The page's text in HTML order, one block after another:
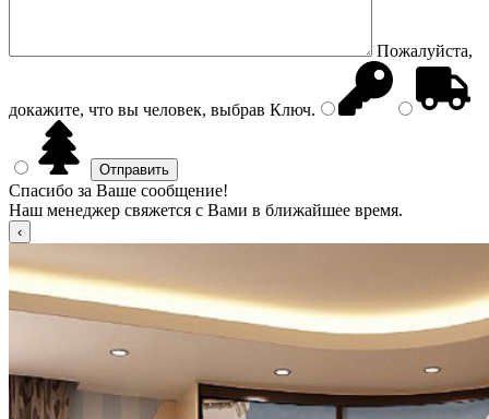
Пожалуйста,
докажите, что вы человек, выбрав Ключ.
Спасибо за Ваше сообщение!
Наш менеджер свяжется с Вами в ближайшее время.